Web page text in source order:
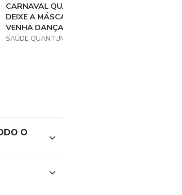
CARNAVAL QUÂNTICO -
DEIXE A MÁSCARA CAIR E
VENHA DANÇAR COM...
SAÚDE QUANTUM
O